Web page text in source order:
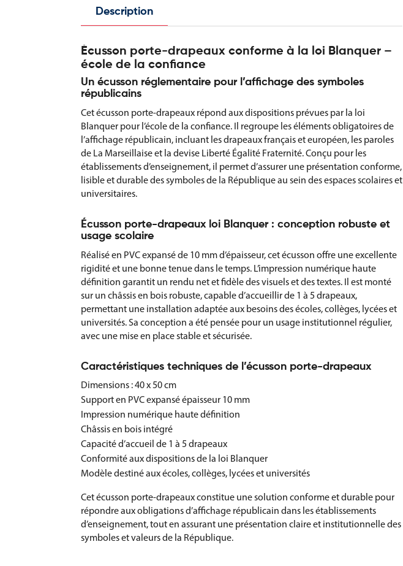
Description
Écusson porte-drapeaux conforme à la loi Blanquer –
école de la confiance
Un écusson réglementaire pour l’affichage des symboles
républicains
Cet écusson porte-drapeaux répond aux dispositions prévues par la loi
Blanquer pour l’école de la confiance. Il regroupe les éléments obligatoires de
l’affichage républicain, incluant les drapeaux français et européen, les paroles
de La Marseillaise et la devise Liberté Égalité Fraternité. Conçu pour les
établissements d’enseignement, il permet d’assurer une présentation conforme,
lisible et durable des symboles de la République au sein des espaces scolaires et
universitaires.
Écusson porte-drapeaux loi Blanquer : conception robuste et
usage scolaire
Réalisé en PVC expansé de 10 mm d’épaisseur, cet écusson offre une excellente
rigidité et une bonne tenue dans le temps. L’impression numérique haute
définition garantit un rendu net et fidèle des visuels et des textes. Il est monté
sur un châssis en bois robuste, capable d’accueillir de 1 à 5 drapeaux,
permettant une installation adaptée aux besoins des écoles, collèges, lycées et
universités. Sa conception a été pensée pour un usage institutionnel régulier,
avec une mise en place stable et sécurisée.
Caractéristiques techniques de l’écusson porte-drapeaux
Dimensions : 40 x 50 cm
Support en PVC expansé épaisseur 10 mm
Impression numérique haute définition
Châssis en bois intégré
Capacité d’accueil de 1 à 5 drapeaux
Conformité aux dispositions de la loi Blanquer
Modèle destiné aux écoles, collèges, lycées et universités
Cet écusson porte-drapeaux constitue une solution conforme et durable pour
répondre aux obligations d’affichage républicain dans les établissements
d’enseignement, tout en assurant une présentation claire et institutionnelle des
symboles et valeurs de la République.